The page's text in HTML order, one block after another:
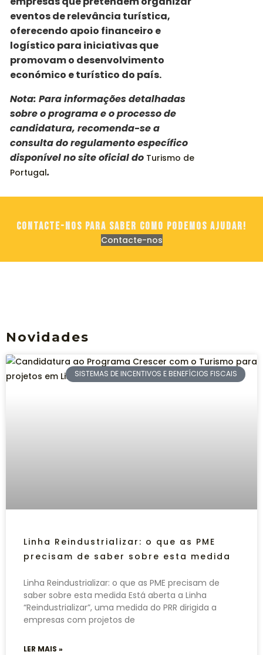
eventos de relevância turística,
oferecendo apoio financeiro e
logístico para iniciativas que
promovam o desenvolvimento
económico e turístico do país.
Nota: Para informações detalhadas
sobre o programa e o processo de
candidatura, recomenda-se a
consulta do regulamento específico
disponível no site oficial do Turismo de
Portugal.
Contacte-nos para saber como podemos ajudar!
Contacte-nos
Novidades
SISTEMAS DE INCENTIVOS E BENEFÍCIOS FISCAIS
Linha Reindustrializar: o que as PME
precisam de saber sobre esta medida
Linha Reindustrializar: o que as PME precisam de
saber sobre esta medida Está aberta a Linha
“Reindustrializar”, uma medida do PRR dirigida a
empresas com projetos de
LER MAIS »